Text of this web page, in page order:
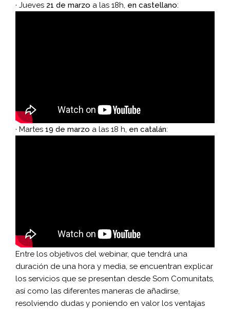
· Jueves 21 de marzo a las 18h, en castellano:
· Martes 19 de marzo a las 18 h, en catalán:
Entre los objetivos del webinar, que tendrá una
duración de una hora y media, se encuentran explicar
los servicios que se presentan desde Som Comunitats,
así como las diferentes maneras de añadirse,
resolviendo dudas y poniendo en valor los ventajas